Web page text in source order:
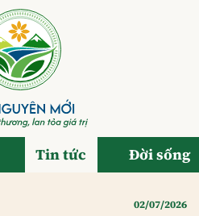
Tin tức Đời sống
02/07/2026